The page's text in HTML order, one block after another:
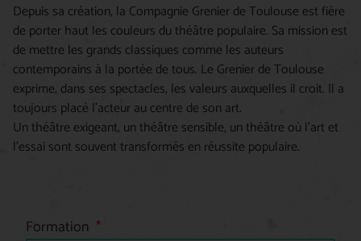
Depuis sa création, la Compagnie Grenier de Toulouse est fière
de porter haut les couleurs du théâtre populaire. Sa mission est
de mettre les grands classiques comme les auteurs
contemporains à la portée de tous. Le Grenier de Toulouse
exprime, dans ses spectacles, les valeurs auxquelles il croit. Il a
toujours placé l’acteur au centre de son art.
Un théâtre exigeant, un théâtre sensible, un théâtre où l’art et
l’essai sont souvent transformés en réussite populaire.
Formation